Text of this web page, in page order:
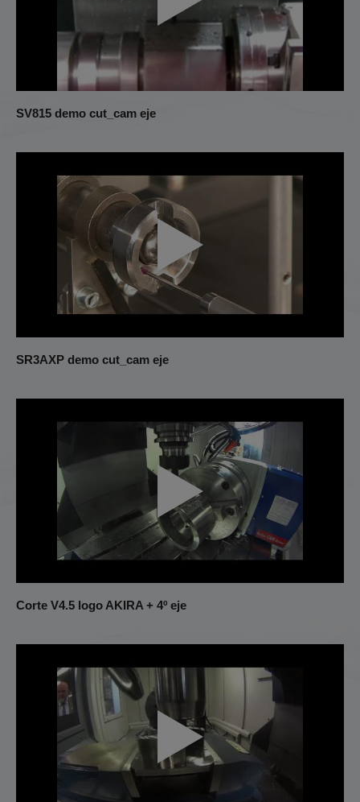
SV815 demo cut_cam eje
SR3AXP demo cut_cam eje
Corte V4.5 logo AKIRA + 4º eje